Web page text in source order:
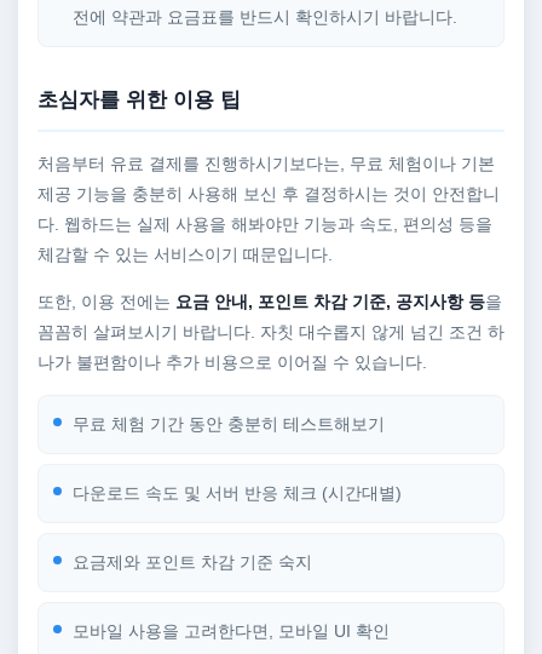
전에 약관과 요금표를 반드시 확인하시기 바랍니다.
초심자를 위한 이용 팁
처음부터 유료 결제를 진행하시기보다는, 무료 체험이나 기본
제공 기능을 충분히 사용해 보신 후 결정하시는 것이 안전합니
다. 웹하드는 실제 사용을 해봐야만 기능과 속도, 편의성 등을
체감할 수 있는 서비스이기 때문입니다.
또한, 이용 전에는 요금 안내, 포인트 차감 기준, 공지사항 등을
꼼꼼히 살펴보시기 바랍니다. 자칫 대수롭지 않게 넘긴 조건 하
나가 불편함이나 추가 비용으로 이어질 수 있습니다.
무료 체험 기간 동안 충분히 테스트해보기
다운로드 속도 및 서버 반응 체크 (시간대별)
요금제와 포인트 차감 기준 숙지
모바일 사용을 고려한다면, 모바일 UI 확인